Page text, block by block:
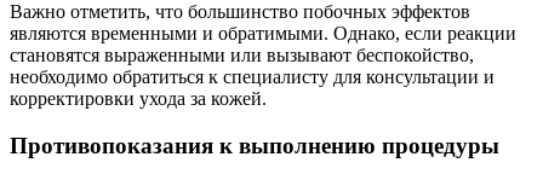
Важно отметить, что большинство побочных эффектов
являются временными и обратимыми. Однако, если реакции
становятся выраженными или вызывают беспокойство,
необходимо обратиться к специалисту для консультации и
корректировки ухода за кожей.
Противопоказания к выполнению процедуры